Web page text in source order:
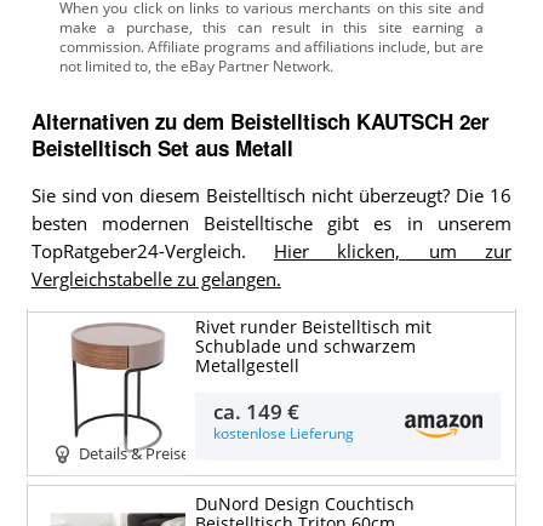
Alternativen zu dem Beistelltisch KAUTSCH 2er
Beistelltisch Set aus Metall
Sie sind von diesem Beistelltisch nicht überzeugt? Die 16
besten modernen Beistelltische gibt es in unserem
TopRatgeber24-Vergleich. Hier klicken, um zur
Vergleichstabelle zu gelangen.
Details & Preise
Rivet runder Beistelltisch mit
Schublade und schwarzem
Metallgestell
ca. 149 €
kostenlose Lieferung
DuNord Design Couchtisch